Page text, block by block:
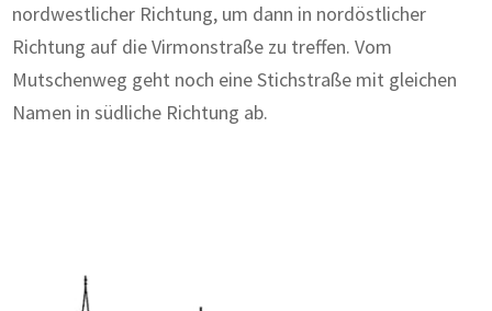
nordwestlicher Richtung, um dann in nordöstlicher
Richtung auf die Virmonstraße zu treffen. Vom
Mutschenweg geht noch eine Stichstraße mit gleichen
Namen in südliche Richtung ab.